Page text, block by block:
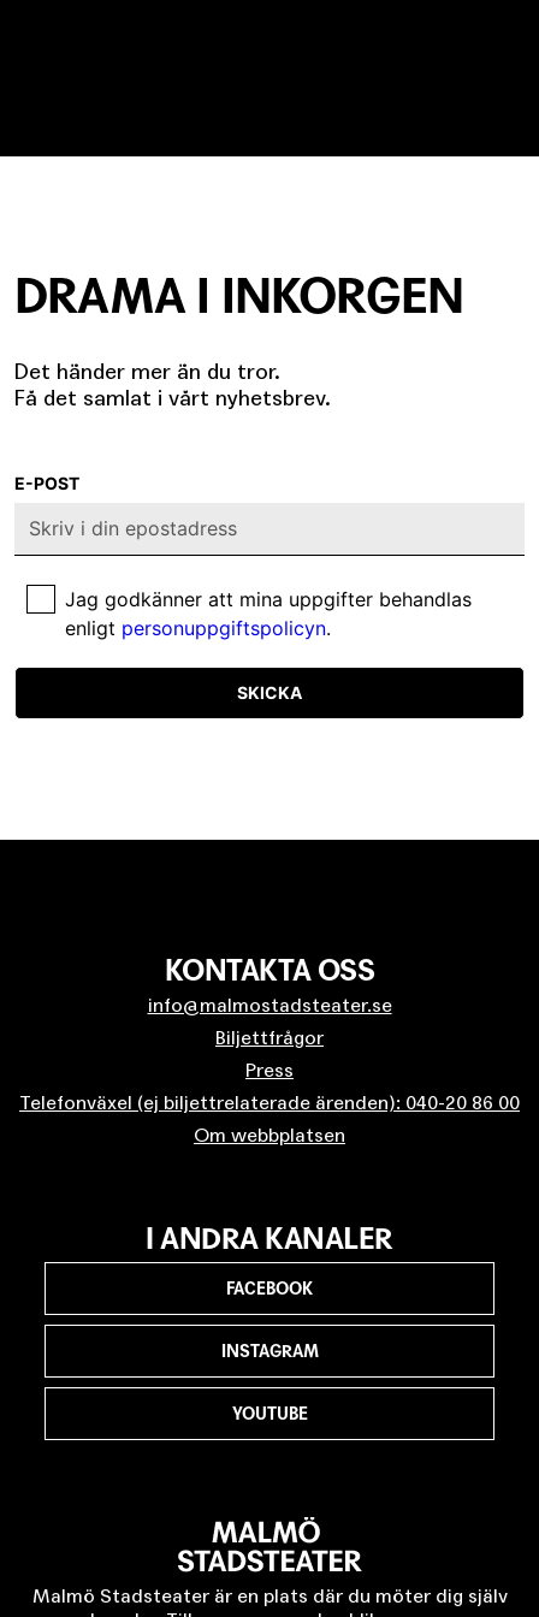
DRAMA I INKORGEN
Det händer mer än du tror.
Få det samlat i vårt nyhetsbrev.
E-POST
Jag godkänner att mina uppgifter behandlas
enligt personuppgiftspolicyn.
SKICKA
KONTAKTA OSS
info@malmostadsteater.se
Biljettfrågor
Press
Telefonväxel (ej biljettrelaterade ärenden): 040-20 86 00
Om webbplatsen
Malmö Stadsteater är en plats där du möter dig själv
I ANDRA KANALER
FACEBOOK
INSTAGRAM
YOUTUBE